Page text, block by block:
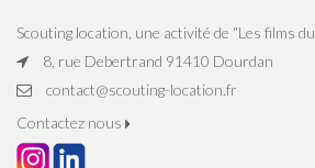
Scouting location, une activité de “Les films
8, rue Debertrand 91410 Dourdan
contact@scouting-location.fr
Contactez nous